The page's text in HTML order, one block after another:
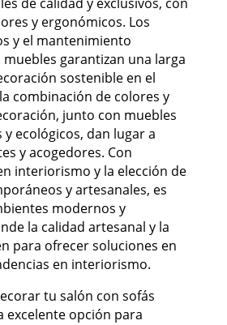
y ergonómicos. Los
y el mantenimiento
garantizan una larga
sostenible en el
combinación de colores y
junto con muebles
ecológicos, dan lugar a
y acogedores. Con
interiorismo y la elección de
y artesanales, es
modernos y
la calidad artesanal y la
para ofrecer soluciones en
en interiorismo.
tu salón con sofás
excelente opción para